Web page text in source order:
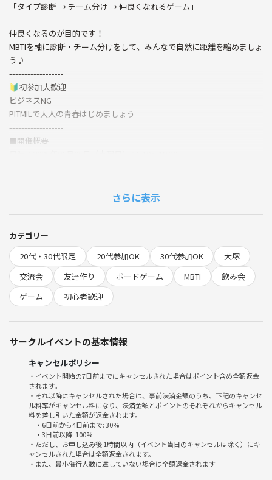
「タイプ診断 → チーム分け → 仲良くなれるゲーム」
仲良くなるのが目的です！
MBTIを軸に診断・チーム分けをして、みんなで自然に距離を縮めましょ
う♪
------------------
🔰初参加大歓迎
ビジネスNG
PITMILで大人の青春はじめましょう
------------------
■開催概要
※レモンサワー・ハイボール・ウーロンハイ・ソフトドリンク飲み放題
当日の流れ（予定）
16:10〜16:40 受付・自己紹介＋簡単MBTI診断タイム（未診断者向け）
16:40〜17:10 MBTI診断結果共有＆チーム分け（相性良しチームやバラン
スの良いチームで編成）
・マリオカート（会場にNintendo Switch完備）
・自由団欒タイム
19:00〜19:30 感想シェア・解散
※有志で二次会を行います（希望者のみ）
持ち物
・MBTI診断結果（わかれば、でも当日も診断タイムがあるので準備は不
要です）
・テンションと笑顔
さらに表示
カテゴリー
20代・30代限定
20代参加OK 30代参加OK
大塚
交流会
友達作り ボードゲーム MBTI
飲み会
ゲーム
初心者歓迎
サークルイベントの基本情報
キャンセルポリシー
・イベント開始の7日前までにキャンセルされた場合はポイント含め全額返金
されます。
・それ以降にキャンセルされた場合は、事前決済金額のうち、下記のキャンセ
ル料率がキャンセル料になり、決済金額とポイントのそれぞれからキャンセル
料を差し引いた金額が返金されます。
・6日前から4日前まで: 30%
・3日前以降: 100%
・ただし、お申し込み後 1時間以内（イベント当日のキャンセルは除く）にキ
ャンセルされた場合は全額返金されます。
・また、最小催行人数に達していない場合は全額返金されます